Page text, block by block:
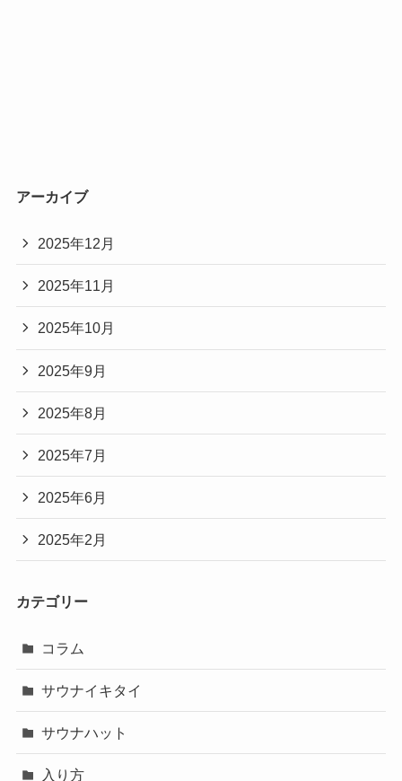
アーカイブ
2025年12月
2025年11月
2025年10月
2025年9月
2025年8月
2025年7月
2025年6月
2025年2月
カテゴリー
コラム
サウナイキタイ
サウナハット
入り方